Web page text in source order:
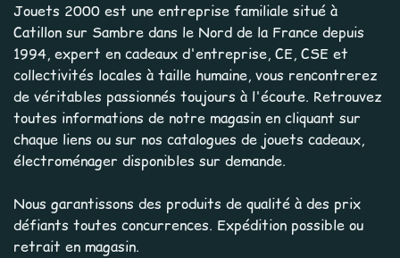
Jouets 2000 est une entreprise familiale situé à
Catillon sur Sambre dans le Nord de la France depuis
1994, expert en cadeaux d'entreprise, CE, CSE et
collectivités locales à taille humaine, vous rencontrerez
de véritables passionnés toujours à l'écoute. Retrouvez
toutes informations de notre magasin en cliquant sur
chaque liens ou sur nos catalogues de jouets cadeaux,
électroménager disponibles sur demande.
Nous garantissons des produits de qualité à des prix
défiants toutes concurrences. Expédition possible ou
retrait en magasin.